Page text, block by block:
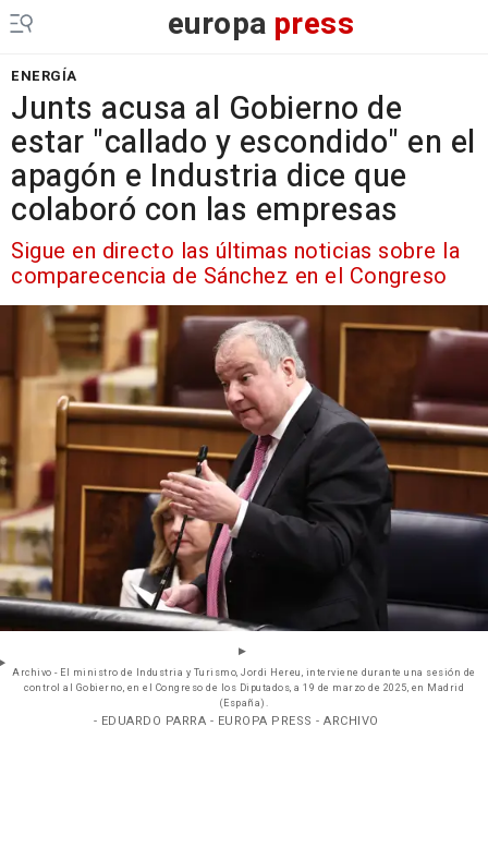
europa press
ENERGÍA
Junts acusa al Gobierno de
estar "callado y escondido" en el
apagón e Industria dice que
colaboró con las empresas
Sigue en directo las últimas noticias sobre la
comparecencia de Sánchez en el Congreso
Archivo - El ministro de Industria y Turismo, Jordi Hereu, interviene durante una sesión de
control al Gobierno, en el Congreso de los Diputados, a 19 de marzo de 2025, en Madrid
(España).
- EDUARDO PARRA - EUROPA PRESS - ARCHIVO